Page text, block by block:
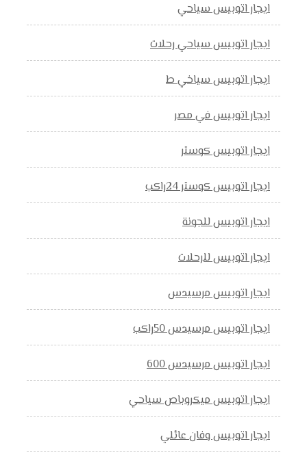
ايجار اتوبيس سياحي
ايجار اتوبيس سياحي رحلات
ايجار اتوبيس سياخي ط
ايجار اتوبيس في مصر
ايجار اتوبيس كوستر
ايجار اتوبيس كوستر 24راكب
ايجار اتوبيس للجونة
ايجار اتوبيس للرحلات
ايجار اتوبيس مرسيدس
ايجار اتوبيس مرسيدس 50راكب
ايجار اتوبيس مرسيدس 600
ايجار اتوبيس ميكروباص سياحي
ايجار اتوبيس وفان عائلي